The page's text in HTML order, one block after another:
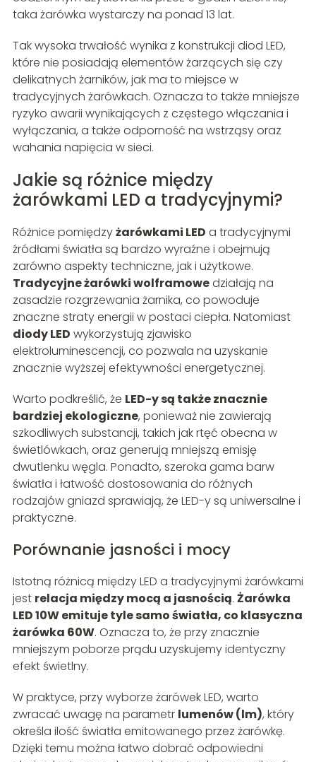
taka żarówka wystarczy na ponad 13 lat.
Tak wysoka trwałość wynika z konstrukcji diod LED,
które nie posiadają elementów żarzących się czy
delikatnych żarników, jak ma to miejsce w
tradycyjnych żarówkach. Oznacza to także mniejsze
ryzyko awarii wynikających z częstego włączania i
wyłączania, a także odporność na wstrząsy oraz
wahania napięcia w sieci.
Jakie są różnice między
żarówkami LED a tradycyjnymi?
Różnice pomiędzyżarówkami LED a tradycyjnymi
źródłami światła są bardzo wyraźne i obejmują
zarówno aspekty techniczne, jak i użytkowe.
Tradycyjne żarówki wolframowedziałają na
zasadzie rozgrzewania żarnika, co powoduje
znaczne straty energii w postaci ciepła. Natomiast
diody LED wykorzystują zjawisko
elektroluminescencji, co pozwala na uzyskanie
znacznie wyższej efektywności energetycznej.
Warto podkreślić, że LED-y są także znacznie
bardziej ekologiczne, ponieważ nie zawierają
szkodliwych substancji, takich jak rtęć obecna w
świetlówkach, oraz generują mniejszą emisję
dwutlenku węgla. Ponadto, szeroka gama barw
światła i łatwość dostosowania do różnych
rodzajów gniazd sprawiają, że LED-y są uniwersalne i
praktyczne.
Porównanie jasności i mocy
Istotną różnicą między LED a tradycyjnymi żarówkami
jest relacja między mocą a jasnością. Żarówka
LED 10W emituje tyle samo światła, co klasyczna
żarówka 60W. Oznacza to, że przy znacznie
mniejszym poborze prądu uzyskujemy identyczny
efekt świetlny.
W praktyce, przy wyborze żarówek LED, warto
zwracać uwagę na parametr lumenów (lm), który
określa ilość światła emitowanego przez żarówkę.
Dzięki temu można łatwo dobrać odpowiedni